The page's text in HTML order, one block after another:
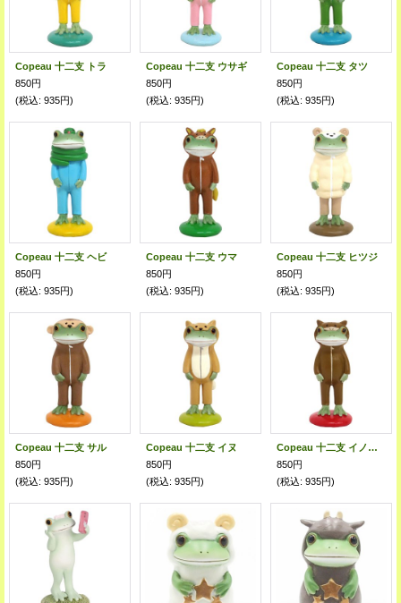
Copeau 十二支 トラ
850円
(税込: 935円)
Copeau 十二支 ウサギ
850円
(税込: 935円)
Copeau 十二支 タツ
850円
(税込: 935円)
Copeau 十二支 ヘビ
850円
(税込: 935円)
Copeau 十二支 ウマ
850円
(税込: 935円)
Copeau 十二支 ヒツジ
850円
(税込: 935円)
Copeau 十二支 サル
850円
(税込: 935円)
Copeau 十二支 イヌ
850円
(税込: 935円)
Copeau 十二支 イノシシ
850円
(税込: 935円)